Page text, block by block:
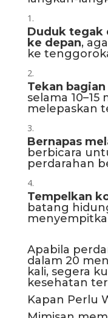
Duduk tegak
ke depan,
ke
Tekan
selama
melepaskan
Bernapas
berbicara
perdarahan
Tempelkan
batang
Apabila
dalam 20
kali, segera
kesehatan
Kapan Perlu